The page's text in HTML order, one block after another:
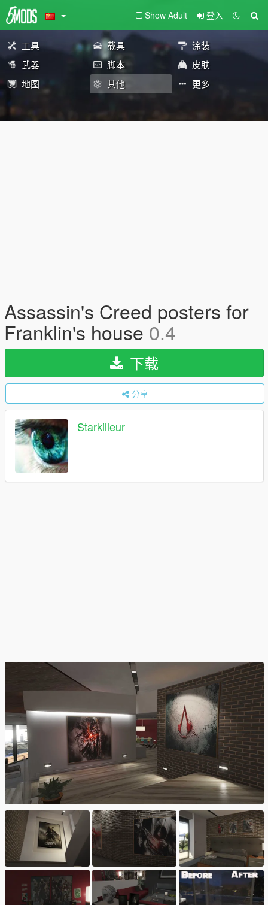
Show Adult 登入
工具 载具
涂装
武器
脚本
皮肤
地图
其他 更多
Assassin's Creed posters for
Franklin's house 0.4
下载
分享
Starkilleur